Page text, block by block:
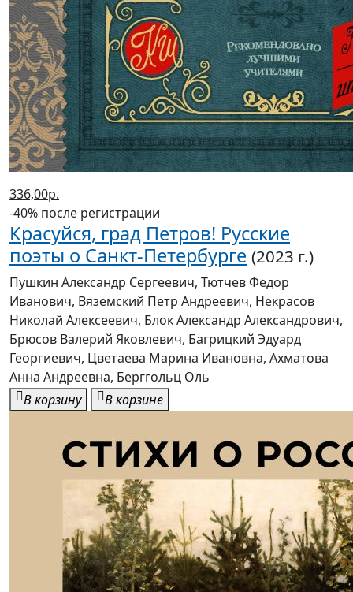
336,00р.
Красуйся, град Петров! Русские
поэты о Санкт-Петербурге (2023 г.)
Пушкин Александр Сергеевич, Тютчев Федор
Иванович, Вяземский Петр Андреевич, Некрасов
Николай Алексеевич, Блок Александр Александрович,
Брюсов Валерий Яковлевич, Багрицкий Эдуард
Георгиевич, Цветаева Марина Ивановна, Ахматова
Анна Андреевна, Берггольц Оль
В корзину
В корзине